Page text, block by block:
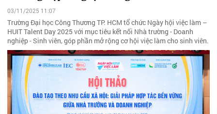
03/11/2025 11:07
Trường Đại học Công Thương TP. HCM tổ chức Ngày hội việc làm –
HUIT Talent Day 2025 với mục tiêu kết nối Nhà trường - Doanh
nghiệp - Sinh viên, góp phần mở rộng cơ hội việc làm cho sinh viên.